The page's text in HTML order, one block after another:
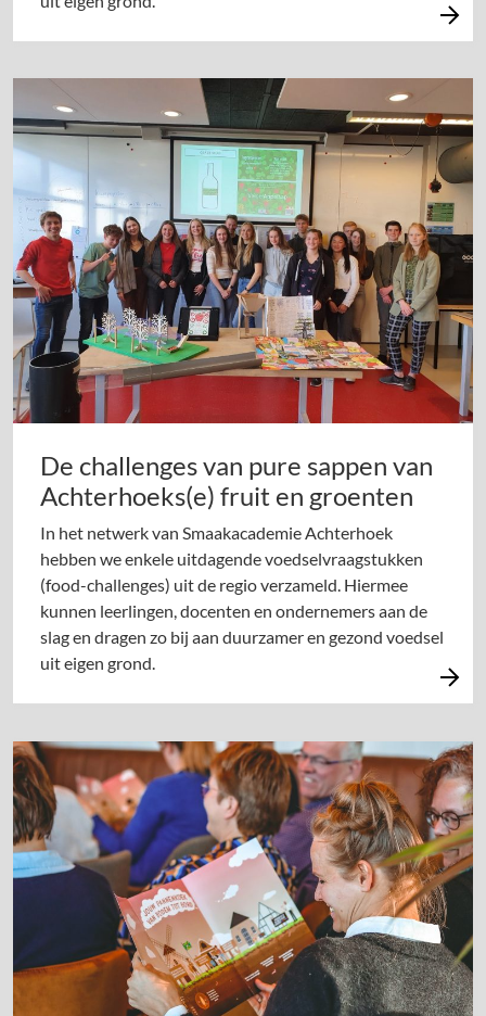
De challenges van pure sappen van
Achterhoeks(e) fruit en groenten
In het netwerk van Smaakacademie Achterhoek
hebben we enkele uitdagende voedselvraagstukken
(food-challenges) uit de regio verzameld. Hiermee
kunnen leerlingen, docenten en ondernemers aan de
slag en dragen zo bij aan duurzamer en gezond voedsel
uit eigen grond.